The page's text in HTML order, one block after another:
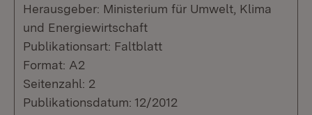
Herausgeber: Ministerium für Umwelt, Klima
und Energiewirtschaft
Publikationsart: Faltblatt
Format: A2
Seitenzahl: 2
Publikationsdatum: 12/2012